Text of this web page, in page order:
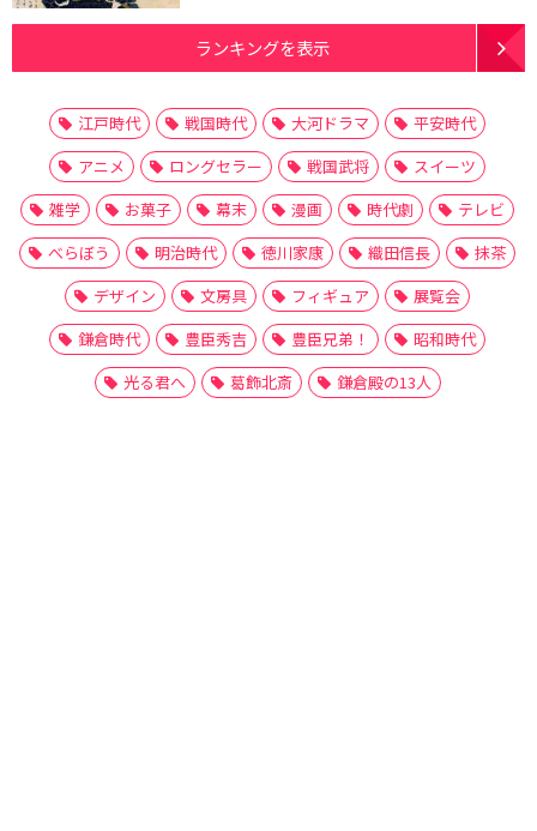
ランキングを表示
江戸時代 戦国時代 大河ドラマ
平安時代
アニメ
ロングセラー 戦国武将
スイーツ
雑学
お菓子 幕末 漫画 時代劇
テレビ
べらぼう
明治時代 徳川家康 織田信長
抹茶
デザイン
文房具 フィギュア
展覧会
鎌倉時代
豊臣秀吉 豊臣兄弟！
昭和時代
光る君へ
葛飾北斎 鎌倉殿の13人